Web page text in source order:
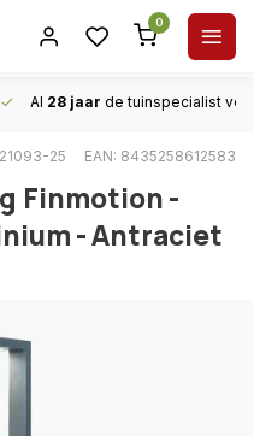
0
Al 28 jaar de tuinspecialist
25 EAN: 8435258612583
Finmotion -
- Antraciet